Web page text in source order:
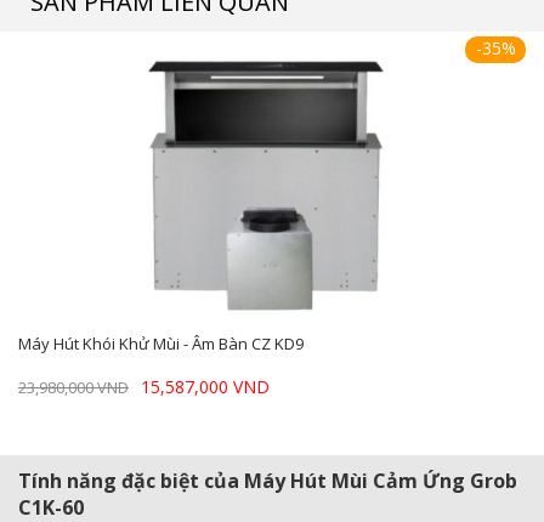
-35%
Máy Hút Khói Khử Mùi - Âm Bàn CZ KD9
23,980,000 VND
15,587,000 VND
Tính năng đặc biệt của Máy Hút Mùi Cảm Ứng Grob
C1K-60